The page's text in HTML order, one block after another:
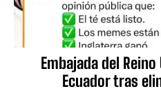
Embajada del
Ecuador tras